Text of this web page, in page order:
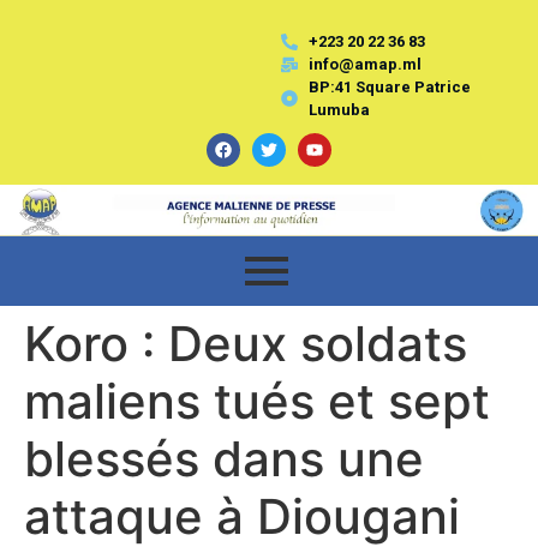
+223 20 22 36 83
info@amap.ml
BP:41 Square Patrice
Lumuba
Koro : Deux soldats
maliens tués et sept
blessés dans une
attaque à Diougani